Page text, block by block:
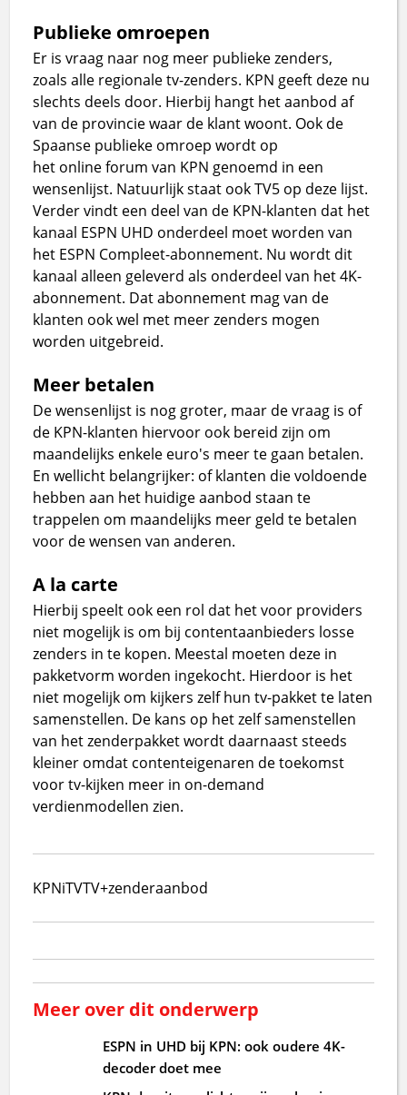
Publieke omroepen
Er is vraag naar nog meer publieke zenders,
zoals alle regionale tv-zenders. KPN geeft deze nu
slechts deels door. Hierbij hangt het aanbod af
van de provincie waar de klant woont. Ook de
Spaanse publieke omroep wordt op
het online forum van KPN genoemd in een
wensenlijst. Natuurlijk staat ook TV5 op deze lijst.
Verder vindt een deel van de KPN-klanten dat het
kanaal ESPN UHD onderdeel moet worden van
het ESPN Compleet-abonnement. Nu wordt dit
kanaal alleen geleverd als onderdeel van het 4K-
abonnement. Dat abonnement mag van de
klanten ook wel met meer zenders mogen
worden uitgebreid.
Meer betalen
De wensenlijst is nog groter, maar de vraag is of
de KPN-klanten hiervoor ook bereid zijn om
maandelijks enkele euro's meer te gaan betalen.
En wellicht belangrijker: of klanten die voldoende
hebben aan het huidige aanbod staan te
trappelen om maandelijks meer geld te betalen
voor de wensen van anderen.
A la carte
Hierbij speelt ook een rol dat het voor providers
niet mogelijk is om bij contentaanbieders losse
zenders in te kopen. Meestal moeten deze in
pakketvorm worden ingekocht. Hierdoor is het
niet mogelijk om kijkers zelf hun tv-pakket te laten
samenstellen. De kans op het zelf samenstellen
van het zenderpakket wordt daarnaast steeds
kleiner omdat contenteigenaren de toekomst
voor tv-kijken meer in on-demand
verdienmodellen zien.
KPNiTVTV+zenderaanbod
Meer over dit onderwerp
ESPN in UHD bij KPN: ook oudere 4K-
decoder doet mee